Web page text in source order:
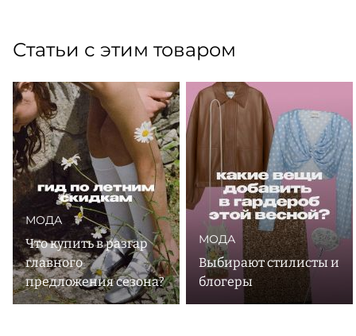
Статьи с этим товаром
МОДА
Что купить в разгар
главного
предложения сезона?
МОДА
Выбирают стилисты и
блогеры